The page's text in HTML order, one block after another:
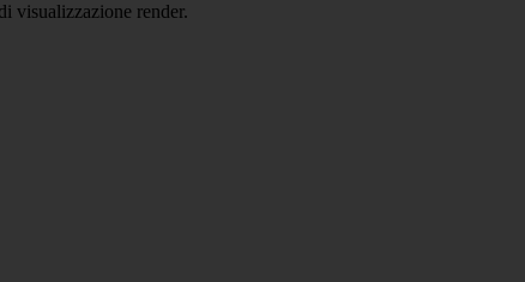
visualizzazione render.